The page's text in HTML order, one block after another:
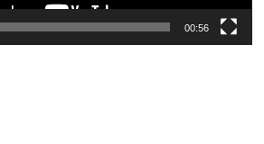
00:56